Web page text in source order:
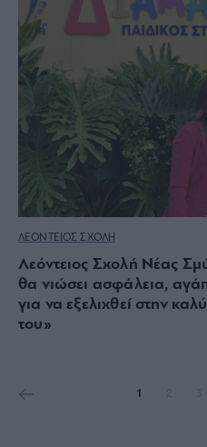
ΛΕΟΝΤΕΙΟΣ ΣΧΟΛΗ
Λεόντειος Σχολή Νέας
θα νιώσει ασφάλεια,
για να εξελιχθεί στην
του»
1